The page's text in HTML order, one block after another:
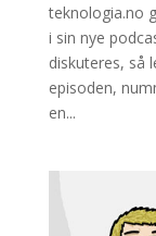
teknologia.no
i sin nye
diskuteres, så
episoden,
en...